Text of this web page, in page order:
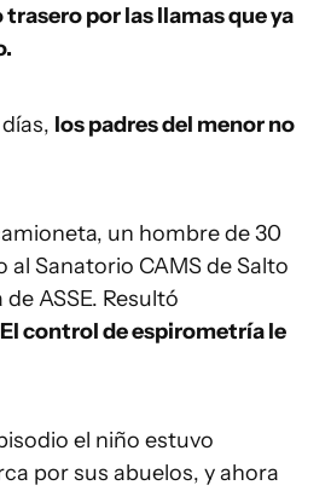
por las llamas que ya
los padres del menor no
un hombre de 30
al Sanatorio CAMS de Salto
ASSE. Resultó
El control de espirometría le
el niño estuvo
por sus abuelos, y ahora